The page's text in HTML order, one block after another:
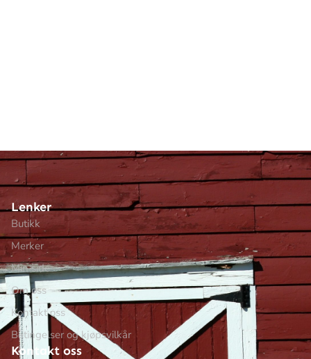
Lenker
Butikk
Merker
Min side
Om oss
Kontakt oss
Betingelser og kjøpsvilkår
Kontakt oss